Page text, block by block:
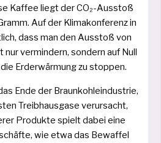
Kaffee liegt der CO₂-Ausstoß
Auf der Klimakonferenz in
dass man den Ausstoß von
ver­min­dern, son­dern auf Null
Erderwärmung zu stoppen.
Ende der Braunkohleindustrie,
Treibhausgase ver­ur­sacht,
Produkte spielt dabei eine
wie etwa das Bewaffel